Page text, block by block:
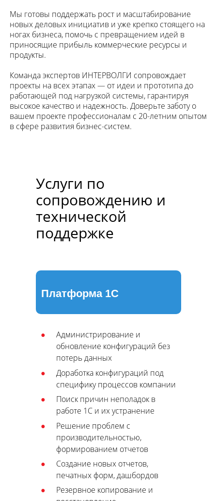
Мы готовы поддержать рост и масштабирование
новых деловых инициатив и уже крепко стоящего на
ногах бизнеса, помочь с превращением идей в
приносящие прибыль коммерческие ресурсы и
продукты.
Команда экспертов ИНТЕРВОЛГИ сопровождает
проекты на всех этапах — от идеи и прототипа до
работающей под нагрузкой системы, гарантируя
высокое качество и надежность. Доверьте заботу о
вашем проекте профессионалам с 20-летним опытом
в сфере развития бизнес-систем.
Платформа 1С
Администрирование и
обновление конфигураций без
потерь данных
Доработка конфигураций под
специфику процессов компании
Поиск причин неполадок в
работе 1С и их устранение
Решение проблем с
производительностью,
формированием отчетов
Создание новых отчетов,
печатных форм, дашбордов
Резервное копирование и
Услуги по
сопровождению и
технической
поддержке